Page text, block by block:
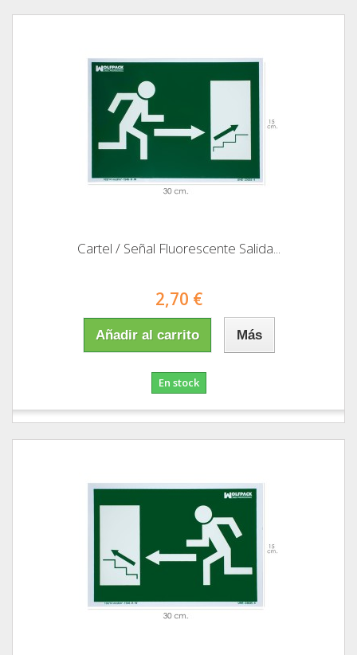
Cartel / Señal Fluorescente Salida...
2,70 €
Añadir al carrito Más
En stock